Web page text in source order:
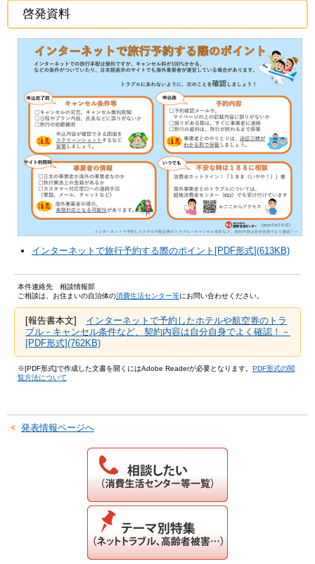
啓発資料
インターネットで旅行予約する際のポイント[PDF形式](613KB)
本件連絡先 相談情報部
ご相談は、お住まいの自治体の消費生活センター等にお問い合わせください。
[報告書本文] インターネットで予約したホテルや航空券のトラ
ブル－キャンセル条件など、契約内容は自分自身でよく確認！－
[PDF形式](762KB)
※[PDF形式]で作成した文書を開くにはAdobe Readerが必要となります。 PDF形式の閲
覧方法について
発表情報ページへ